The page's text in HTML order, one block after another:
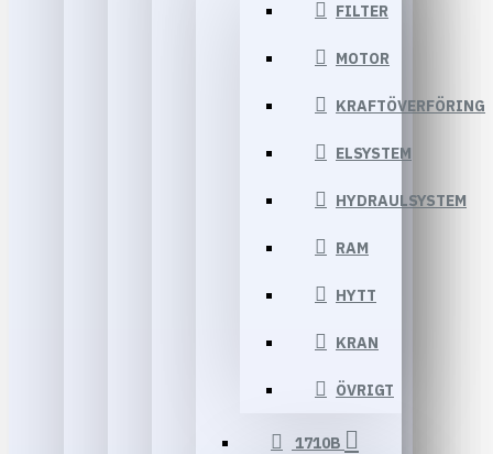
FILTER
MOTOR
KRAFTÖVERFÖRING
ELSYSTEM
HYDRAULSYSTEM
RAM
HYTT
KRAN
ÖVRIGT
1710B